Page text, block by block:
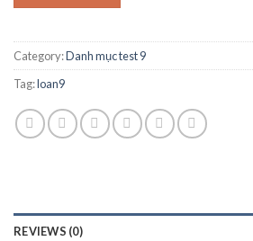
Category:Danh mục test 9
Tag:loan9
REVIEWS (0)